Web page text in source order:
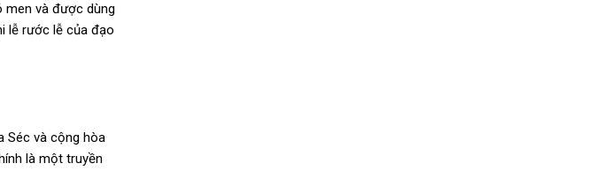
men và được dùng
lễ rước lễ của đạo
Séc và cộng hòa
là một truyền